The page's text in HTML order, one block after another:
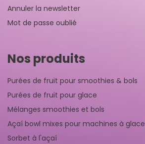
Annuler la newsletter
Mot de passe oublié
Nos produits
Purées de fruit pour smoothies & bols
Purées de fruit pour glace
Mélanges smoothies et bols
Açaí bowl mixes pour machines à glace
Sorbet à l'açaí